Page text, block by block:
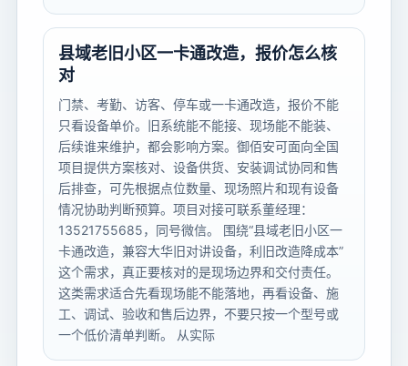
县域老旧小区一卡通改造，报价怎么核
对
门禁、考勤、访客、停车或一卡通改造，报价不能
只看设备单价。旧系统能不能接、现场能不能装、
后续谁来维护，都会影响方案。御佰安可面向全国
项目提供方案核对、设备供货、安装调试协同和售
后排查，可先根据点位数量、现场照片和现有设备
情况协助判断预算。项目对接可联系董经理：
13521755685，同号微信。 围绕“县域老旧小区一
卡通改造，兼容大华旧对讲设备，利旧改造降成本”
这个需求，真正要核对的是现场边界和交付责任。
这类需求适合先看现场能不能落地，再看设备、施
工、调试、验收和售后边界，不要只按一个型号或
一个低价清单判断。 从实际